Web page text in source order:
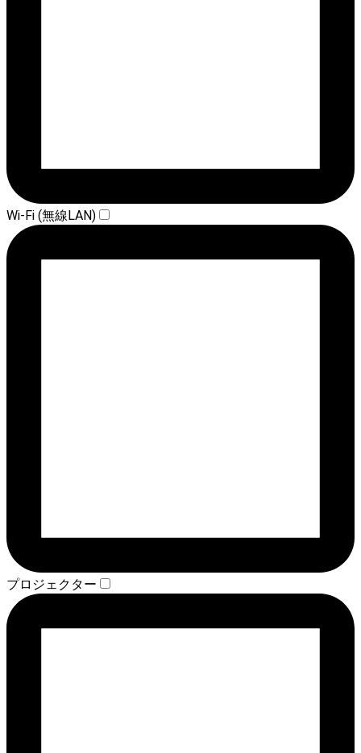
Wi-Fi (無線LAN)
プロジェクター